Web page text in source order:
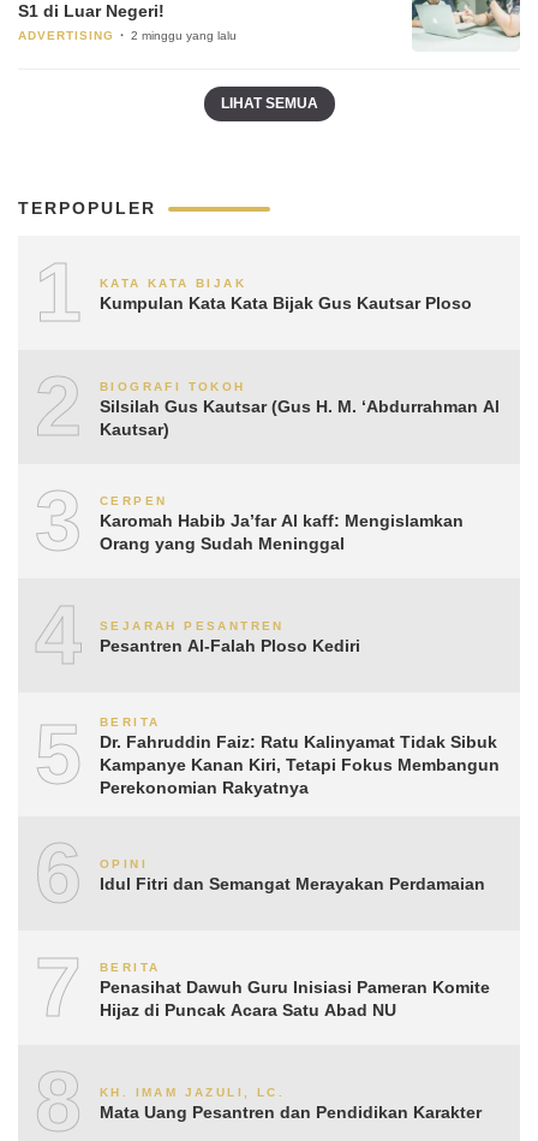
S1 di Luar Negeri!
ADVERTISING 2 minggu yang lalu
LIHAT SEMUA
TERPOPULER
1 KATA KATA BIJAK
Kumpulan Kata Kata Bijak Gus Kautsar Ploso
2 BIOGRAFI TOKOH
Silsilah Gus Kautsar (Gus H. M. ‘Abdurrahman Al
Kautsar)
3 CERPEN
Karomah Habib Ja’far Al kaff: Mengislamkan
Orang yang Sudah Meninggal
4 SEJARAH PESANTREN
Pesantren Al-Falah Ploso Kediri
5 BERITA
Dr. Fahruddin Faiz: Ratu Kalinyamat Tidak Sibuk
Kampanye Kanan Kiri, Tetapi Fokus Membangun
Perekonomian Rakyatnya
6 OPINI
Idul Fitri dan Semangat Merayakan Perdamaian
7 BERITA
Penasihat Dawuh Guru Inisiasi Pameran Komite
Hijaz di Puncak Acara Satu Abad NU
8 KH. IMAM JAZULI, LC.
Mata Uang Pesantren dan Pendidikan Karakter